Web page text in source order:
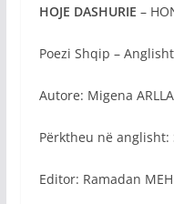
HOJE DASHURIE –
Poezi Shqip – Anglisht
Autore: Migena
Përktheu në anglisht:
Editor: Ramadan